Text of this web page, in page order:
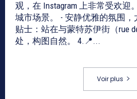
观，在 Instagram 上非常受欢迎
城市场景。 - 安静优雅的氛围
贴士：站在与蒙特苏伊街（rue
处，构图自然。 4.📍...
Voir plus